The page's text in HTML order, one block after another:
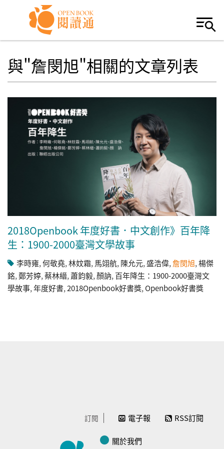
Skip to navigation
移至主內容
與"詹閔旭"相關的文章列表
2018Openbook 年度好書．中文創作》百年降
生：1900-2000臺灣文學故事​
李時雍,何敬堯,林妏霜, 馬翊航, 陳允元,盛浩偉,詹閔旭,楊傑
銘,鄭芳婷,蔡林縉,蕭鈞毅,顏訥, 百年降生：1900-2000臺灣文
學故事​,年度好書,2018Openbook好書獎, Openbook好書獎
訂閱 電子報 RSS訂閱
關於我們